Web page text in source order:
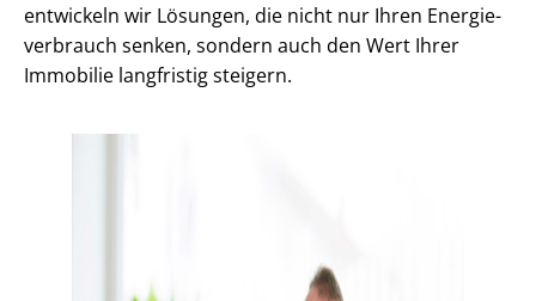
entwickeln wir Lösungen, die nicht nur Ihren En­er­gie­
ver­brauch senken, sondern auch den Wert Ihrer
Immobilie langfristig steigern.